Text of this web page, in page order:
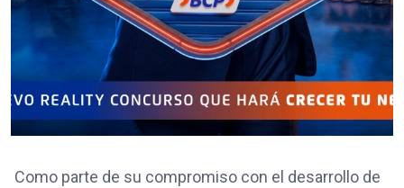
Como parte de su compromiso con el desarrollo de